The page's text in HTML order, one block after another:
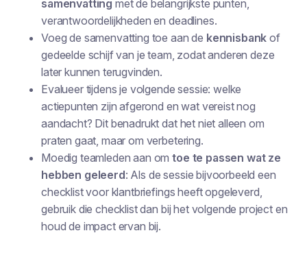
samenvatting met de belangrijkste punten,
verantwoordelijkheden en deadlines.
Voeg de samenvatting toe aan de kennisbank of
gedeelde schijf van je team, zodat anderen deze
later kunnen terugvinden.
Evalueer tijdens je volgende sessie: welke
actiepunten zijn afgerond en wat vereist nog
aandacht? Dit benadrukt dat het niet alleen om
praten gaat, maar om verbetering.
Moedig teamleden aan omtoe te passen wat ze
hebben geleerd: Als de sessie bijvoorbeeld een
checklist voor klantbriefings heeft opgeleverd,
gebruik die checklist dan bij het volgende project en
houd de impact ervan bij.